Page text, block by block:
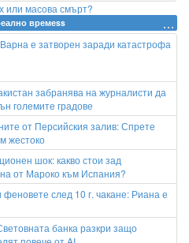
или масова смърт?
времеss
е затворен заради катастрофа
забранява на журналисти да
големите градове
от Персийския залив: Спрете
жестоко
шок: какво стои зад
от Мароко към Испания?
след 10 г. чакане: Риана е
банка разкри защо